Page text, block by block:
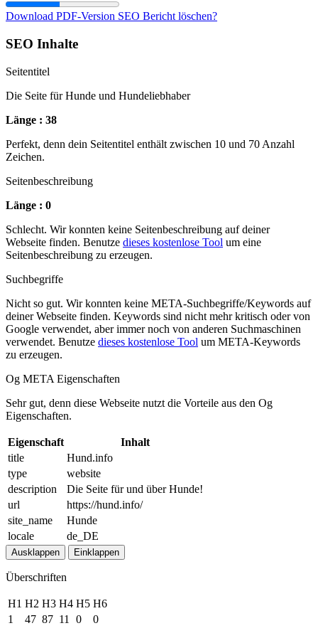
Download PDF-Version SEO Bericht löschen?
SEO Inhalte
Seitentitel
Die Seite für Hunde und Hundeliebhaber
Länge : 38
Perfekt, denn dein Seitentitel enthält zwischen 10 und 70 Anzahl
Zeichen.
Seitenbeschreibung
Länge : 0
Schlecht. Wir konnten keine Seitenbeschreibung auf deiner
Webseite finden. Benutze dieses kostenlose Tool um eine
Seitenbeschreibung zu erzeugen.
Suchbegriffe
Nicht so gut. Wir konnten keine META-Suchbegriffe/Keywords auf
deiner Webseite finden. Keywords sind nicht mehr kritisch oder von
Google verwendet, aber immer noch von anderen Suchmaschinen
verwendet. Benutze dieses kostenlose Tool um META-Keywords
zu erzeugen.
Og META Eigenschaften
Sehr gut, denn diese Webseite nutzt die Vorteile aus den Og
Eigenschaften.
Eigenschaft
Inhalt
title
Hund.info
type
website
description
Die Seite für und über Hunde!
url
https://hund.info/
site_name
Hunde
locale
de_DE
Ausklappen Einklappen
Überschriften
H1 H2 H3 H4 H5 H6
1
47 87 11 0 0